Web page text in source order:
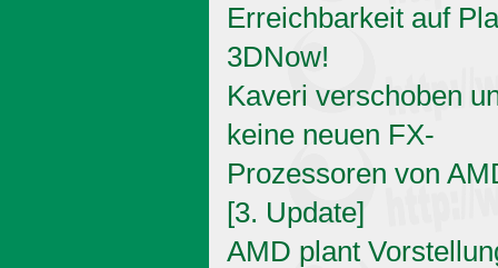
Erreichbarkeit auf
3DNow!
Kaveri verschoben
keine neuen FX-
Prozessoren von
[3. Update]
AMD plant